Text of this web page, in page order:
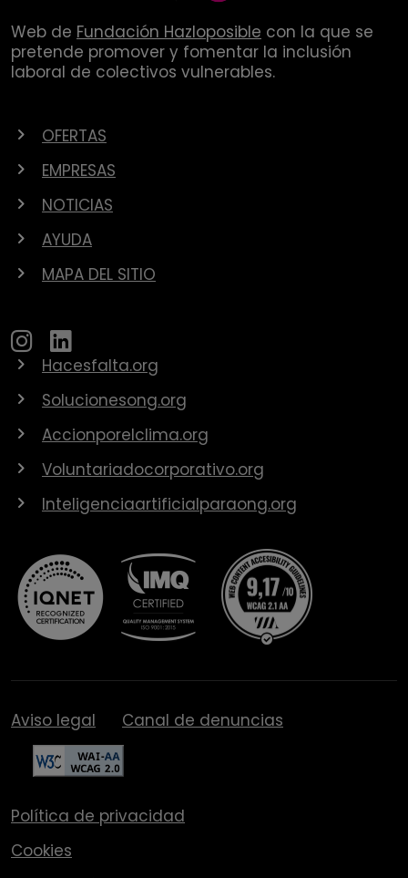
Web de Fundación Hazloposible con la que se
pretende promover y fomentar la inclusión
laboral de colectivos vulnerables.
OFERTAS
EMPRESAS
NOTICIAS
AYUDA
MAPA DEL SITIO
Hacesfalta.org
Solucionesong.org
Accionporelclima.org
Voluntariadocorporativo.org
Inteligenciaartificialparaong.org
Aviso legal Canal de denuncias
Política de privacidad
Cookies